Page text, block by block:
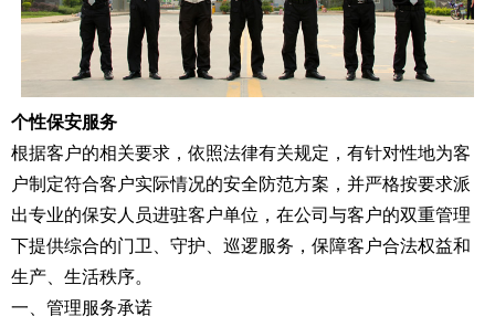
个性保安服务
根据客户的相关要求，依照法律有关规定，有针对性地为客
户制定符合客户实际情况的安全防范方案，并严格按要求派
出专业的保安人员进驻客户单位，在公司与客户的双重管理
下提供综合的门卫、守护、巡逻服务，保障客户合法权益和
生产、生活秩序。
一、管理服务承诺